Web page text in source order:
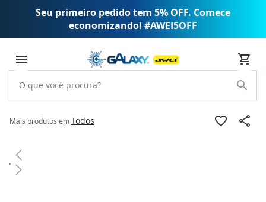
Seu primeiro pedido tem 5% OFF. Comece
economizando! #AWEI5OFF
Mais produtos emTodos
Pular
para